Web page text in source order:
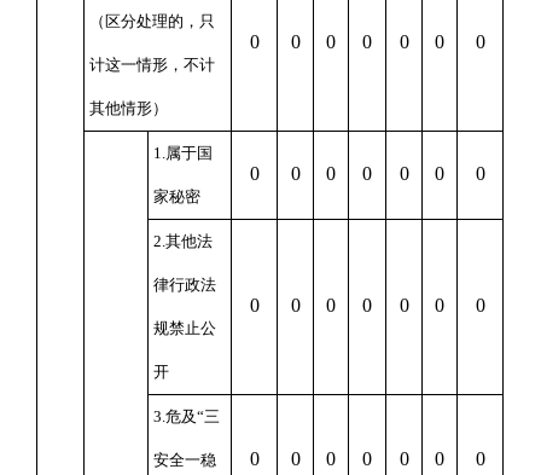
（区分处理的，只
计这一情形，不计
其他情形）
0 0 0 0 0 0 0
1.属于国
家秘密
0 0 0 0 0 0 0
2.其他法
律行政法
规禁止公
开
0 0 0 0 0 0 0
3.危及“三
安全一稳 0 0 0 0 0 0 0